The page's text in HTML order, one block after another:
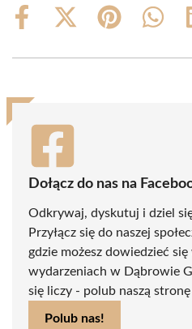
Share
Share
(Twitter)
Share
Share
Dołącz do nas na
Odkrywaj, dyskutuj i dziel
Przyłącz się do naszej
gdzie możesz dowiedzieć
wydarzeniach w Dąbrowie
się liczy - polub naszą
Polub nas!